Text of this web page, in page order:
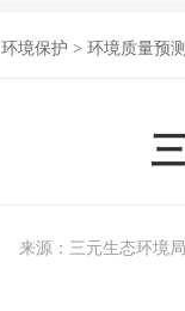
环境保护 > 环境质量预测
来源：三元生态环境局